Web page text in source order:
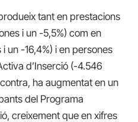
tant en prestacions
i un -5,5%) com en
un -16,4%) i en persones
d’Inserció (-4.546
ha augmentat en un
del Programa
creixement que en xifres